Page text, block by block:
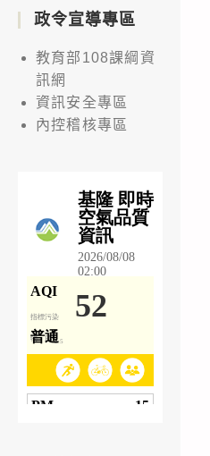
政令宣導專區
教育部108課綱資
訊網
資訊安全專區
內控稽核專區